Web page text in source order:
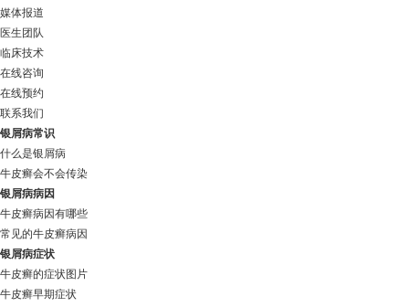
媒体报道
医生团队
临床技术
在线咨询
在线预约
联系我们
银屑病常识
什么是银屑病
牛皮癣会不会传染
银屑病病因
牛皮癣病因有哪些
常见的牛皮癣病因
银屑病症状
牛皮癣的症状图片
牛皮癣早期症状